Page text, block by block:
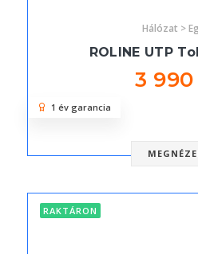
Hálózat >
ROLINE UTP
3
1 év garancia
RAKTÁRON